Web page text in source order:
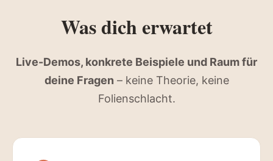
Was dich erwartet
Live-Demos, konkrete Beispiele und Raum für
deine Fragen – keine Theorie, keine
Folienschlacht.